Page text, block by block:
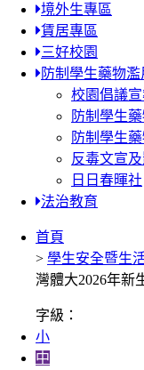
境外生專區
賃居專區
三好校園
防制學生藥物濫
校園倡議
防制學生
防制學生
反毒文宣
日日春暉社
法治教育
首頁
> 學生安全暨生
灣體大2026年新
字級：
小
中